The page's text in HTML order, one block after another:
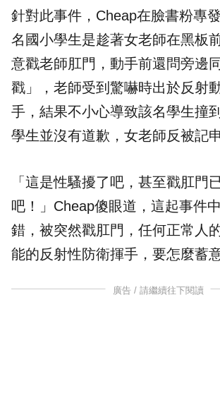
針對此事件，Cheap在臉書粉專
名國小學生是趁著女老師在黑板
意戳老師肛門，動手前還問旁邊
戳」，老師受到驚嚇時出於反射
手，結果不小心導致該名學生撞
學生並沒有道歉，女老師反被記
「這是性騷擾了吧，甚至戳肛門
吧！」Cheap傻眼道，這起事件
錯，被突然戳肛門，任何正常人
能的反射性防衛揮手，要怎麼蓄
廣告 / 請繼續往下閱讀